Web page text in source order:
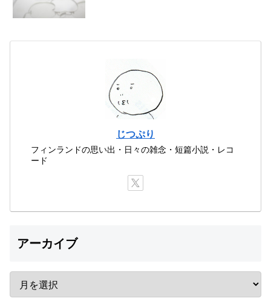
じつぷり
フィンランドの思い出・日々の雑念・短篇小説・レコ
ード
アーカイブ